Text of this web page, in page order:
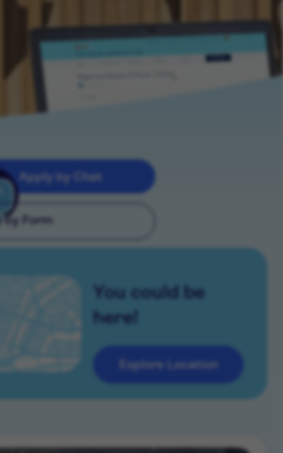
Apply by Chat
by Form
You could be
here!
Explore Location